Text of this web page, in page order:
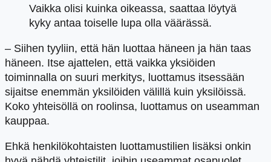
Vaikka olisi kuinka oikeassa, saattaa löytyä
kyky antaa toiselle lupa olla väärässä.
– Siihen tyyliin, että hän luottaa häneen ja hän taas
häneen. Itse ajattelen, että vaikka yksiöiden
toiminnalla on suuri merkitys, luottamus itsessään
sijaitse enemmän yksilöiden välillä kuin yksilöissä.
Koko yhteisöllä on roolinsa, luottamus on useamman
kauppaa.
Ehkä henkilökohtaisten luottamustilien lisäksi onkin